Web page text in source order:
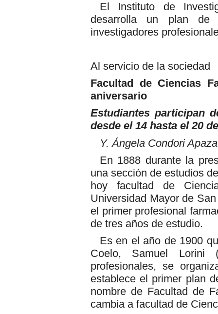
El Instituto de
desarrolla un plan de
investigadores
Al servicio de la sociedad
Facultad de Ciencias
aniversario
Estudiantes participan
desde el 14 hasta el 20
Y. Ángela Condori
En 1888 durante la
una sección de estudios
hoy facultad de
Universidad Mayor de
el primer profesional
de tres años de estudio.
Es en el año de 1900
Coelo, Samuel Lorini
profesionales, se
establece el primer plan
nombre de Facultad de
cambia a facultad de